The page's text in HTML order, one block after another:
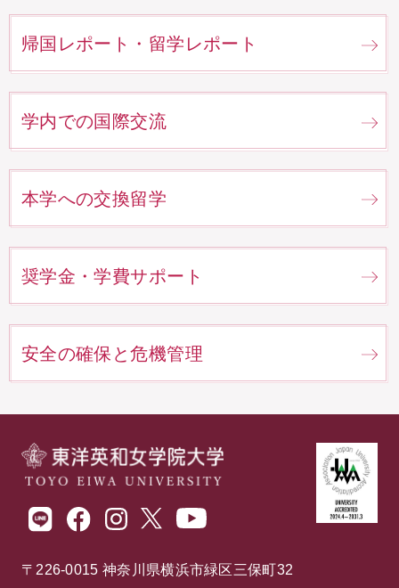
帰国レポート・留学レポート
学内での国際交流
本学への交換留学
奨学金・学費サポート
安全の確保と危機管理
〒226-0015 神奈川県横浜市緑区三保町32